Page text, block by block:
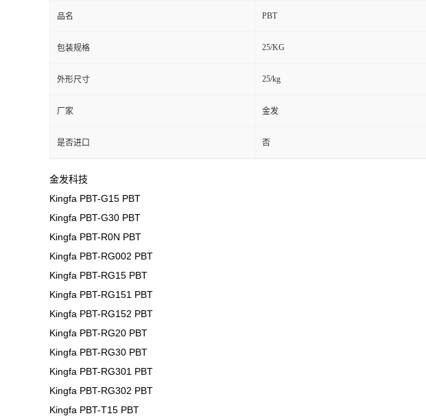
品名 PBT
包装规格 25/KG
外形尺寸 25/kg
厂家 金发
是否进口 否
金发科技
Kingfa PBT-G15 PBT
Kingfa PBT-G30 PBT
Kingfa PBT-R0N PBT
Kingfa PBT-RG002 PBT
Kingfa PBT-RG15 PBT
Kingfa PBT-RG151 PBT
Kingfa PBT-RG152 PBT
Kingfa PBT-RG20 PBT
Kingfa PBT-RG30 PBT
Kingfa PBT-RG301 PBT
Kingfa PBT-RG302 PBT
Kingfa PBT-T15 PBT